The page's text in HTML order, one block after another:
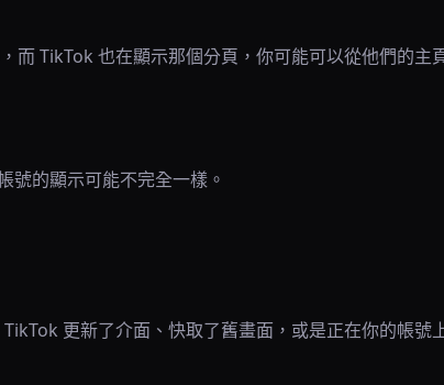
而 TikTok 也在顯示那個分頁，你可能可以從他們的主
號的顯示可能不完全一樣。
更新了介面、快取了舊畫面，或是正在你的帳號